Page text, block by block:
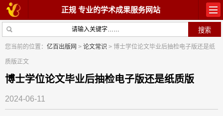
正规 专业的学术成果服务网站
您当前的位置： 亿百出版网 > 论文常识 > 博士学位论文毕业后抽检电子版还是纸
质版正文
博士学位论文毕业后抽检电子版还是纸质版
2024-06-11